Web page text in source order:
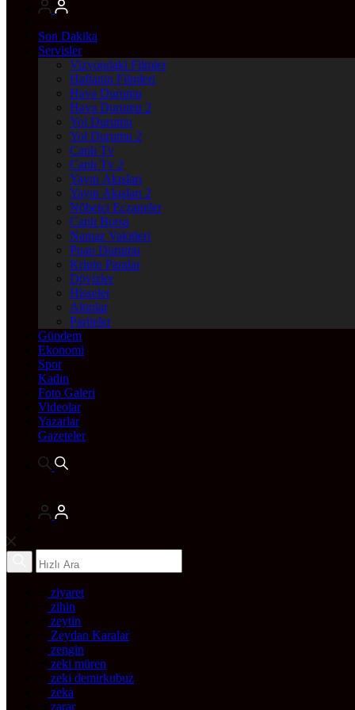
Son Dakika
Servisler
Vizyondaki Filmler
Haftanin Filmleri
Hava Durumu
Hava Durumu 2
Yol Durumu
Yol Durumu 2
Canlı Tv
Canlı Tv 2
Yayın Akışları
Yayın Akışları 2
Nöbetçi Eczaneler
Canlı Borsa
Namaz Vakitleri
Puan Durumu
Kripto Paralar
Dövizler
Hisseler
Altınlar
Pariteler
Gündem
Ekonomi
Spor
Kadın
Foto Galeri
Videolar
Yazarlar
Gazeteler
ziyaret
zihin
zeytin
Zeydan Karalar
zengin
zeki müren
zeki demirkubuz
zeka
zarar